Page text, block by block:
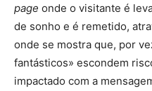
page onde o visitante é
de sonho e é remetido,
onde se mostra que, por
fantásticos» escondem
impactado com a